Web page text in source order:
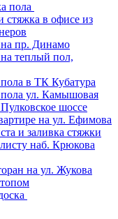
пола
стяжка в офисе из
на пр. Динамо
теплый пол,
в ТК Кубатура
ул. Камышовая
шоссе
на ул. Ефимова
и заливка стяжки
наб. Крюкова
на ул. Жукова